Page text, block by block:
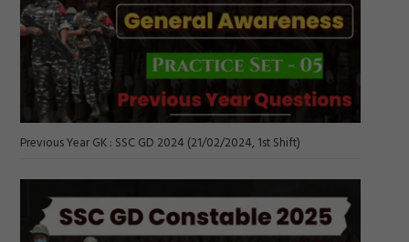
Previous Year GK : SSC GD 2024 (21/02/2024, 1st Shift)